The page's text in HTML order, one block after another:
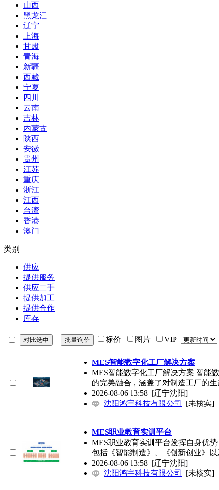
山西
黑龙江
辽宁
上海
甘肃
青海
新疆
西藏
宁夏
四川
云南
吉林
内蒙古
陕西
安徽
贵州
江苏
重庆
浙江
江西
台湾
香港
澳门
类别
供应
提供服务
供应二手
提供加工
提供合作
库存
标价 图片 VIP
MES智能数字化工厂解决方案
MES智能数字化工厂解决方案 智能
的完美融合，涵盖了对制造工厂的生
2026-08-06 13:58 [辽宁沈阳]
沈阳鸿宇科技有限公司
[未核实]
MES职业教育实训平台
MES职业教育实训平台发挥自身优
包括《智能制造》、《创新创业》以
2026-08-06 13:58 [辽宁沈阳]
沈阳鸿宇科技有限公司
[未核实]